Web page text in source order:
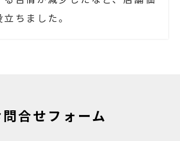
ちました。
問合せフォーム